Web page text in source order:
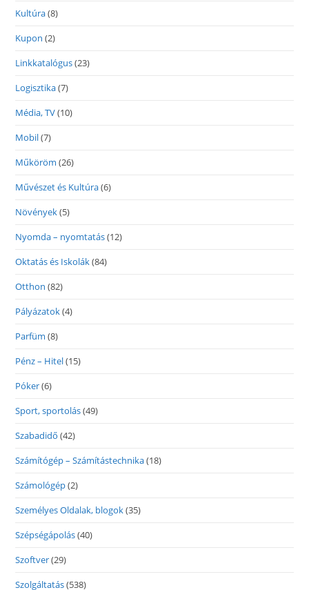
Kultúra(8)
Kupon (2)
Linkkatalógus(23)
Logisztika(7)
Média, TV(10)
Mobil(7)
Műköröm (26)
Művészet és Kultúra(6)
Növények(5)
Nyomda – nyomtatás(12)
Oktatás és Iskolák(84)
Otthon (82)
Pályázatok(4)
Parfüm (8)
Pénz – Hitel(15)
Póker(6)
Sport, sportolás(49)
Szabadidő (42)
Számítógép – Számítástechnika(18)
Számológép(2)
Személyes Oldalak, blogok(35)
Szépségápolás(40)
Szoftver(29)
Szolgáltatás(538)